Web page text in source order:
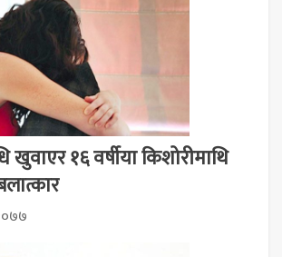
१६ वर्षीया किशोरीमाथि